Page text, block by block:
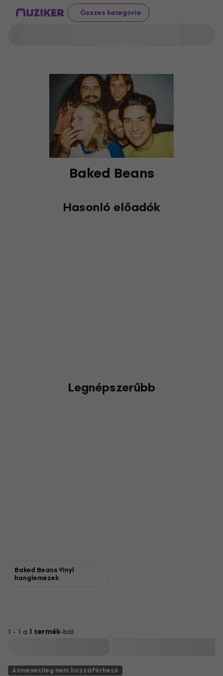
Összes kategória
Baked Beans
Hasonló előadók
Legnépszerűbb
Baked Beans Vinyl
hanglemezek
1 - 1 a 1 termék-ból
Átmenetileg nem hozzáférhető